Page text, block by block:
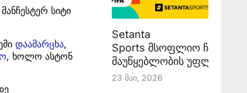
სიტი
დაამარცხა,
, ხოლო ასტონ
Setanta
Sports მსოფლიო
მაუწყებლობის უფლებას
23 Მაი, 2026